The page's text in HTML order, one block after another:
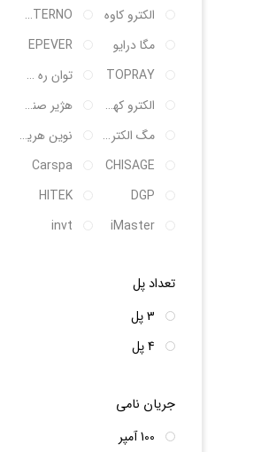
الکترو کاوه
SANTERNO
مگا درایو
EPEVER
TOPRAY
توان ره صنعت
الکترو کهربای شکوه
هژیر صنعت
مگ الکتریک
نوین هریس پویا
CHISAGE
Carspa
DGP
HITEK
iMaster
invt
تعداد پل
3 پل
4 پل
جریان نامی
100 آمپر